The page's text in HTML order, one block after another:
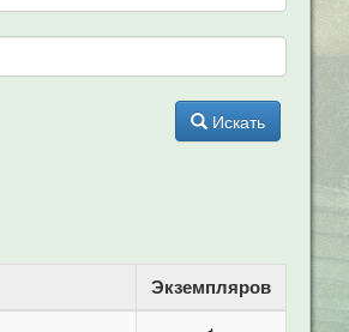
Искать
Экземпляров